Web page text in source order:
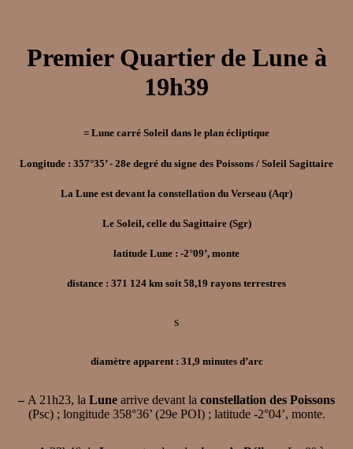
Premier Quartier de Lune à
19h39
= Lune carré Soleil dans le plan écliptique
Longitude : 357°35’ - 28e degré du signe des Poissons / Soleil Sagittaire
La Lune est devant la constellation du Verseau (Aqr)
Le Soleil, celle du Sagittaire (Sgr)
latitude Lune : -2°09’, monte
distance : 371 124 km soit 58,19 rayons terrestres
s
diamètre apparent : 31,9 minutes d’arc
– A 21h23, la Lune arrive devant la constellation des Poissons
(Psc) ; longitude 358°36’ (29e POI) ; latitude -2°04’, monte.